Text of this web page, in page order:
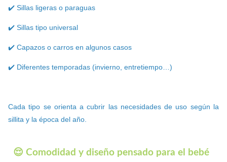
✔️ Sillas ligeras o paraguas
✔️ Sillas tipo universal
✔️ Capazos o carros en algunos casos
✔️ Diferentes temporadas (invierno, entretiempo…)
Cada tipo se orienta a cubrir las necesidades de uso según la
sillita y la época del año.
😌 Comodidad y diseño pensado para el bebé